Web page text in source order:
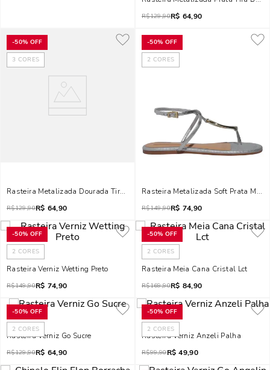
R$129,90R$ 64,90
-50% OFF
3 CORES
Rasteira Metalizada Dourada Tira Brilho Bico Quadrado
R$129,90R$ 64,90
-50% OFF
2 CORES
Rasteira Metalizada Soft Prata Metal
R$149,90R$ 74,90
-50% OFF
2 CORES
Rasteira Verniz Wetting Preto
R$149,90R$ 74,90
-50% OFF
2 CORES
Rasteira Meia Cana Cristal Lct
R$169,90R$ 84,90
-50% OFF
2 CORES
Rasteira Verniz Go Sucre
R$129,90R$ 64,90
-50% OFF
2 CORES
Rasteira Verniz Anzeli Palha
R$99,90R$ 49,90